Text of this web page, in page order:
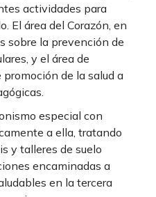
actividades para
El área del Corazón, en
sobre la prevención de
y el área de
promoción de la salud a
especial con
a ella, tratando
y talleres de suelo
encaminadas a
en la tercera